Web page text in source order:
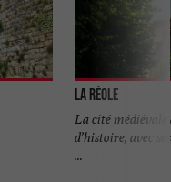
La Réole
La cité médiévale
d’histoire, avec
...